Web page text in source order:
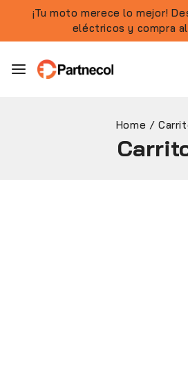
¡Tu moto merece lo mejor!
eléctricos y compra
Home /